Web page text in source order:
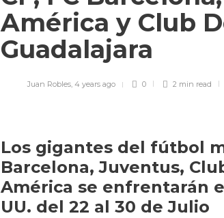
América y Club
Guadalajara
Juan Robles, 4 years ago 0 2 min read
Los gigantes del fútbol
Barcelona, ​​Juventus,
América se enfrentarán
UU. del 22 al 30 de Julio